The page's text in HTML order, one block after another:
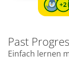
Past
Einfach lernen